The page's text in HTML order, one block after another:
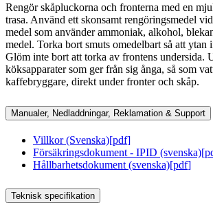
Rengör skåpluckorna och fronterna med en
trasa. Använd ett skonsamt rengöringsmedel
medel som använder ammoniak, alkohol,
medel. Torka bort smuts omedelbart så att ytan
Glöm inte bort att torka av frontens undersida.
köksapparater som ger från sig ånga, så som
kaffebryggare, direkt under fronter och skåp.
Manualer, Nedladdningar, Reklamation & Support
Villkor (Svenska)[pdf]
Försäkringsdokument - IPID (svenska)[
Hållbarhetsdokument (svenska)[pdf]
Teknisk specifikation